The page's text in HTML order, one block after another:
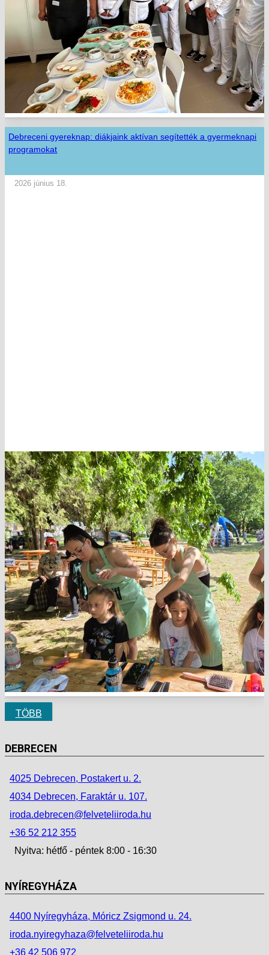
Debreceni gyereknap: diákjaink aktívan segítették a gyermeknapi
programokat
2026 június 18.
TÖBB
DEBRECEN
4025 Debrecen, Postakert u. 2.
4034 Debrecen, Faraktár u. 107.
iroda.debrecen@felveteliiroda.hu
+36 52 212 355
Nyitva: hétfő - péntek 8:00 - 16:30
NYÍREGYHÁZA
4400 Nyíregyháza, Móricz Zsigmond u. 24.
iroda.nyiregyhaza@felveteliiroda.hu
+36 42 506 972